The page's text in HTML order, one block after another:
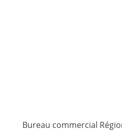
Bureau commercial